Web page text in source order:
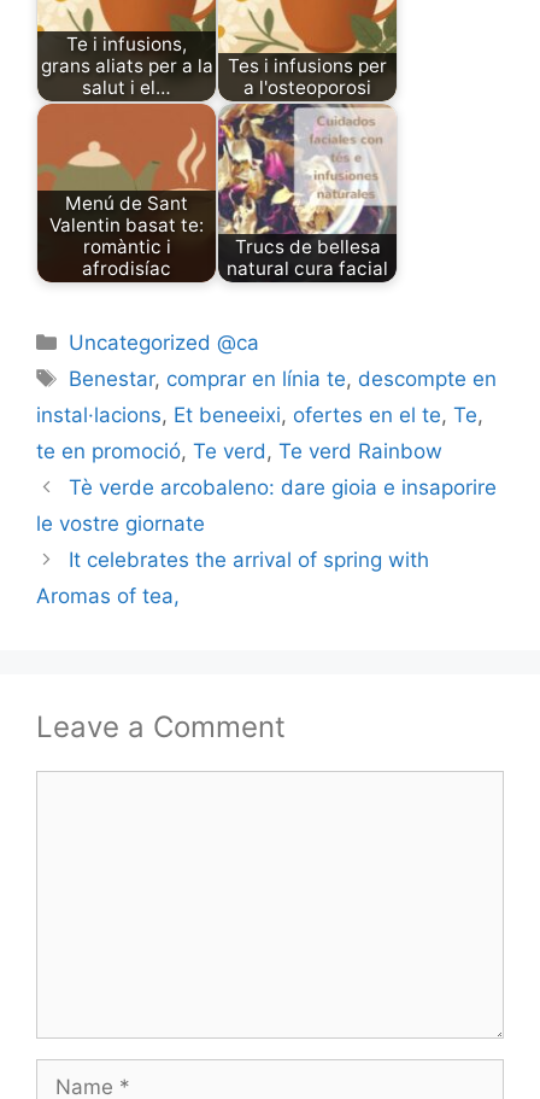
Te i infusions,
grans aliats per a la
salut i el…
Tes i infusions per
a l'osteoporosi
Menú de Sant
Valentin basat te:
romàntic i
afrodisíac
Trucs de bellesa
natural cura facial
Categories
Uncategorized @ca
Tags
Benestar, comprar en línia te, descompte en
instal·lacions, Et beneeixi, ofertes en el te, Te,
te en promoció, Te verd , Te verd Rainbow
Tè verde arcobaleno: dare gioia e insaporire
le vostre giornate
It celebrates the arrival of spring with
Aromas of tea,
Leave a Comment